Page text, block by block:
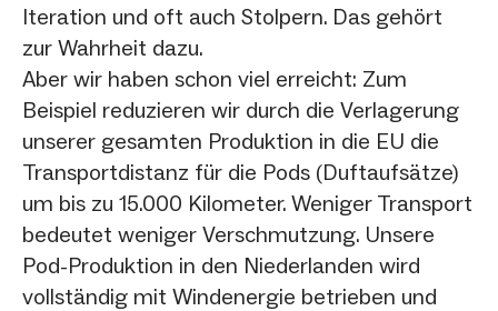
Iteration und oft auch Stolpern. Das gehört
zur Wahrheit dazu.
Aber wir haben schon viel erreicht: Zum
Beispiel reduzieren wir durch die Verlagerung
unserer gesamten Produktion in die EU die
Transportdistanz für die Pods (Duftaufsätze)
um bis zu 15.000 Kilometer. Weniger Transport
bedeutet weniger Verschmutzung. Unsere
Pod-Produktion in den Niederlanden wird
vollständig mit Windenergie betrieben und